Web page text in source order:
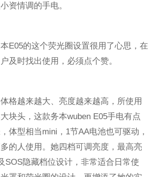
资情调的手电。
E05的这个荧光圈设置很用了心思，在
及时找出使用，必须点个赞。
格越来越大、亮度越来越高，所使用
块头，这款务本wuben E05手电有点
体型相当mini，1节AA电池也可驱动，
的人使用。她四档可调亮度，最高亮
SOS隐藏档位设计，非常适合日常使